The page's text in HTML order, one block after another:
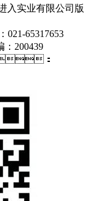
入实业有限公司 版
：021-65317653
：200439
：